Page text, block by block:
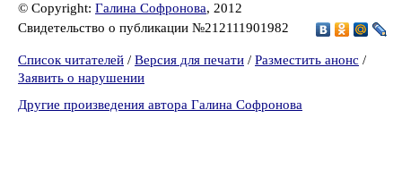
© Copyright: Галина Софронова, 2012
Свидетельство о публикации №212111901982
Список читателей / Версия для печати / Разместить анонс /
Заявить о нарушении
Другие произведения автора Галина Софронова